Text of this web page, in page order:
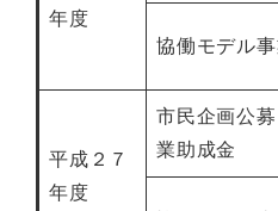
年度
協働モデル
平成２７
年度
市民企画公
業助成金